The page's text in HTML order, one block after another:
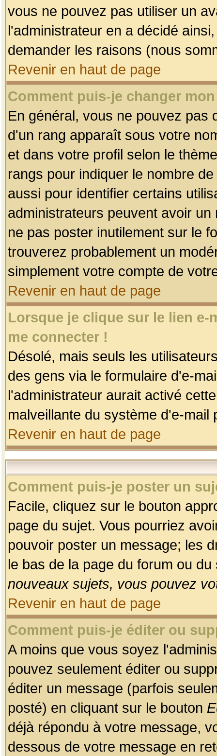
vous ne pouvez pas utiliser un
l'administrateur en a décidé
demander les raisons (nous
Revenir en haut de page
Comment puis-je changer
En général, vous ne pouvez pas
d'un rang apparaît sous votre
et dans votre profil selon le
rangs pour indiquer le nombre
aussi pour identifier certains
administrateurs peuvent avoir
ne pas poster inutilement sur le
trouverez probablement un
simplement votre compte de
Revenir en haut de page
Lorsque je clique sur le lien
me connecter !
Désolé, mais seuls les
des gens via le formulaire d'e-
l'administrateur aurait activé
malveillante du système d'e-
Revenir en haut de page
Comment puis-je poster un
Facile, cliquez sur le bouton
page du sujet. Vous pourriez
pouvoir poster un message; les
le bas de la page du forum ou
nouveaux sujets, vous pouvez
Revenir en haut de page
Comment puis-je éditer ou
A moins que vous soyez
pouvez seulement éditer ou
éditer un message (parfois
posté) en cliquant sur le bouton
déjà répondu à votre message,
dessous de votre message en